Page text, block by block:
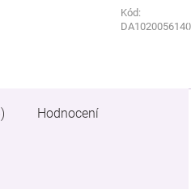
Kód:
Hodnocení